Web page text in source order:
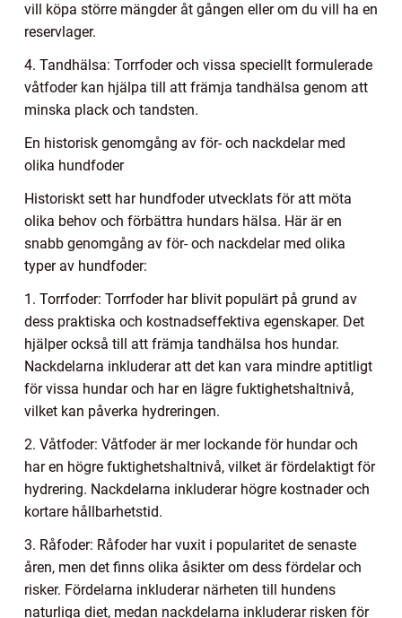
vill köpa större mängder åt gången eller om du vill ha en
reservlager.
4. Tandhälsa: Torrfoder och vissa speciellt formulerade
våtfoder kan hjälpa till att främja tandhälsa genom att
minska plack och tandsten.
En historisk genomgång av för- och nackdelar med
olika hundfoder
Historiskt sett har hundfoder utvecklats för att möta
olika behov och förbättra hundars hälsa. Här är en
snabb genomgång av för- och nackdelar med olika
typer av hundfoder:
1. Torrfoder: Torrfoder har blivit populärt på grund av
dess praktiska och kostnadseffektiva egenskaper. Det
hjälper också till att främja tandhälsa hos hundar.
Nackdelarna inkluderar att det kan vara mindre aptitligt
för vissa hundar och har en lägre fuktighetshaltnivå,
vilket kan påverka hydreringen.
2. Våtfoder: Våtfoder är mer lockande för hundar och
har en högre fuktighetshaltnivå, vilket är fördelaktigt för
hydrering. Nackdelarna inkluderar högre kostnader och
kortare hållbarhetstid.
3. Råfoder: Råfoder har vuxit i popularitet de senaste
åren, men det finns olika åsikter om dess fördelar och
risker. Fördelarna inkluderar närheten till hundens
naturliga diet, medan nackdelarna inkluderar risken för